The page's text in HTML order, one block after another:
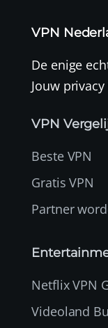
VPN
De enige
Jouw
VPN
Beste VPN
Gratis VPN
Partner
Netflix VPN
Videoland